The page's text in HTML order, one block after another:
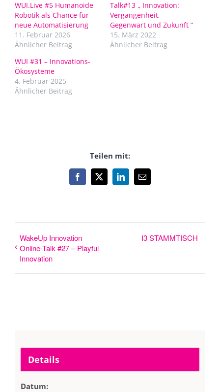
WUI.Live #5 Humanoide
Robotik als Chance für
neue Automatisierung
11. Februar 2026
Ähnlicher Beitrag
Talk#13 „ Innovation:
Vergangenheit,
Gegenwart und Zukunft “
15. März 2022
Ähnlicher Beitrag
WUI #31 – Innovations-
Ökosysteme
4. Februar 2025
Ähnlicher Beitrag
Teilen mit:
Facebook
X LinkedIn
E-
Mail
WakeUp Innovation
Online-Talk #27 – Playful
Innovation
I3 STAMMTISCH
Details
Datum: